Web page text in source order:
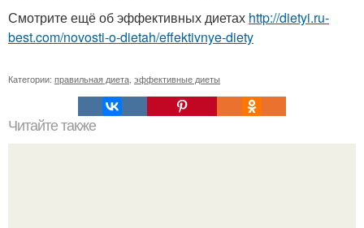
Смотрите ещё об эффективных диетах http://dietyi.ru-
best.com/novosti-o-dietah/effektivnye-diety
Категории: правильная диета эффективные диеты
Читайте также